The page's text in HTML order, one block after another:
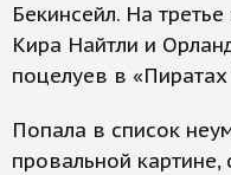
Бекинсейл. На
Кира Найтли и
поцелуев в
Попала в список
провальной